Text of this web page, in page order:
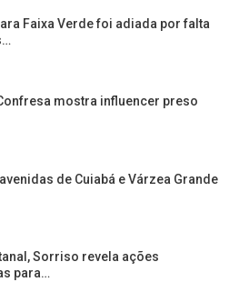
Faixa Verde foi adiada por falta
mostra influencer preso
de Cuiabá e Várzea Grande
Sorriso revela ações
para…